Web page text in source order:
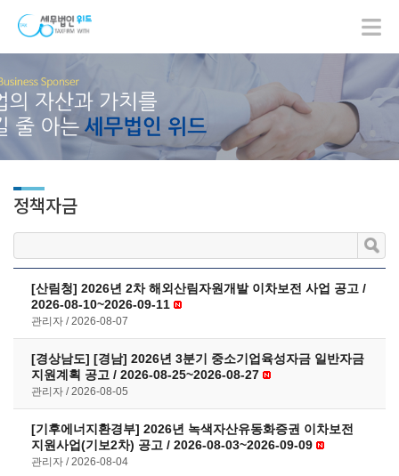
정책자금
[산림청] 2026년 2차 해외산림자원개발 이차보전 사업 공고 /
2026-08-10~2026-09-11
관리자 2026-08-07
[경상남도] [경남] 2026년 3분기 중소기업육성자금 일반자금
지원계획 공고 / 2026-08-25~2026-08-27
관리자 2026-08-05
[기후에너지환경부] 2026년 녹색자산유동화증권 이차보전
지원사업(기보2차) 공고 / 2026-08-03~2026-09-09
관리자 2026-08-04